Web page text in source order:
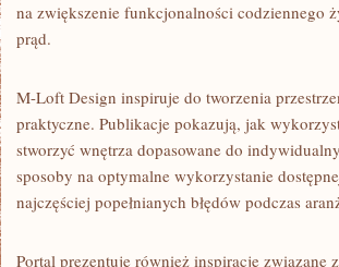
na zwiększenie funkcjonalności codziennego
prąd.
M-Loft Design inspiruje do tworzenia
praktyczne. Publikacje pokazują, jak
stworzyć wnętrza dopasowane do
sposoby na optymalne wykorzystanie
najczęściej popełnianych błędów podczas
Portal prezentuje również inspiracje